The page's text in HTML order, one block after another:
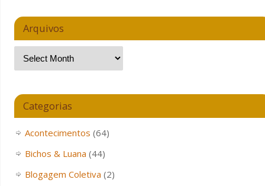
Arquivos
Categorias
Acontecimentos (64)
Bichos & Luana (44)
Blogagem Coletiva (2)